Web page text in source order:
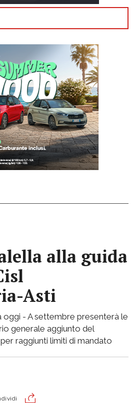
alla guida
Asti
oggi - A settembre presenterà le
generale aggiunto del
raggiunti limiti di mandato